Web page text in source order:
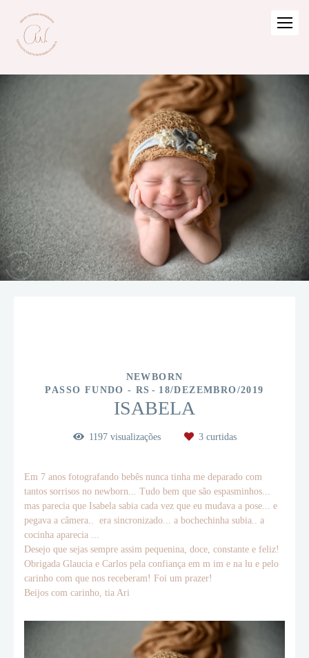
NEWBORN
PASSO FUNDO - RS
18/DEZEMBRO/2019
ISABELA
1197visualizações 3curtidas
Em 7 anos fotografando bebês nunca tinha me deparado com
tantos sorrisos no newborn... Tudo bem que são espasminhos...
mas parecia que Isabela sabia cada vez que eu mudava a pose... e
pegava a câmera.. era sincronizado... a bochechinha subia.. a
cocinha aparecia ...
Desejo que sejas sempre assim pequenina, doce, constante e feliz!
Obrigada Glaucia e Carlos pela confiança em m im e na lu e pelo
carinho com que nos receberam! Foi um prazer!
Beijos com carinho, tia Ari